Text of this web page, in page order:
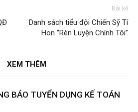
Bài kế
Danh sách tiểu đội Chiến Sỹ Tí
Hon “Rèn Luyện Chính Tôi”
XEM THÊM
BÁO TUYỂN DỤNG KẾ TOÁN